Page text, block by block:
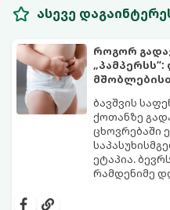
ასევე
როგორ
ბავშვის
ქოთანზე
ცხოვრებაში
ეტაპია.
რამდენიმე
როგორ